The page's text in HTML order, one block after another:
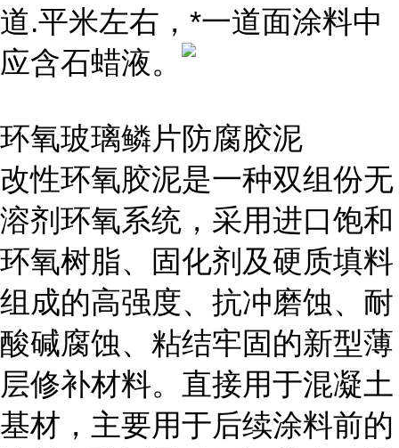
道.平米左右，*一道面涂料中
应含石蜡液。
环氧玻璃鳞片防腐胶泥
改性环氧胶泥是一种双组份无
溶剂环氧系统，采用进口饱和
环氧树脂、固化剂及硬质填料
组成的高强度、抗冲磨蚀、耐
酸碱腐蚀、粘结牢固的新型薄
层修补材料。直接用于混凝土
基材，主要用于后续涂料前的